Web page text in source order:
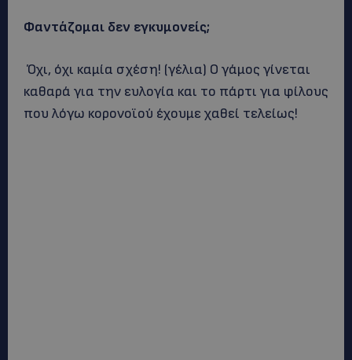
Φαντάζομαι δεν εγκυμονείς;
Όχι, όχι καμία σχέση! (γέλια) Ο γάμος γίνεται
καθαρά για την ευλογία και το πάρτι για φίλους
που λόγω κορονοϊού έχουμε χαθεί τελείως!